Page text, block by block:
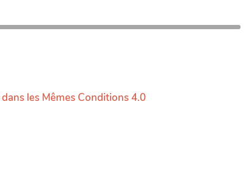
les Mêmes Conditions 4.0